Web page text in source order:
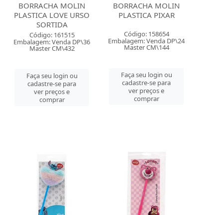
BORRACHA MOLIN
PLASTICA LOVE URSO
SORTIDA
Código: 161515
Embalagem: Venda DP\36
Master CM\432
Faça seu login ou
cadastre-se para
ver preços e
comprar
BORRACHA MOLIN
PLASTICA PIXAR
Código: 158654
Embalagem: Venda DP\24
Master CM\144
Faça seu login ou
cadastre-se para
ver preços e
comprar